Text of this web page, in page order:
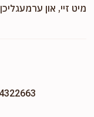
מיט זיי, און